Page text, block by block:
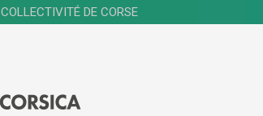
COLLECTIVITÉ DE CORSE